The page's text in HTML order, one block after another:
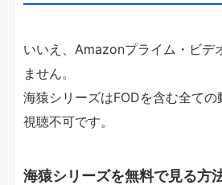
いいえ、Amazonプライム・ビデ
ません。
海猿シリーズはFODを含む全て
視聴不可です。
海猿シリーズを無料で見る方